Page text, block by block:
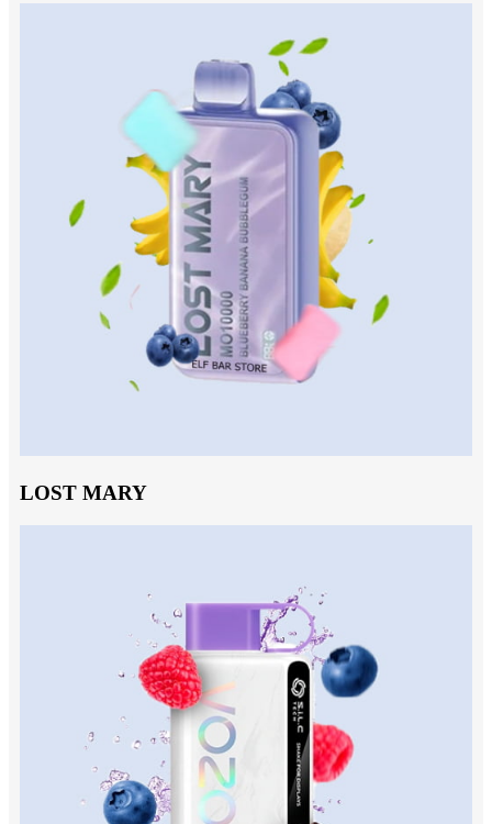
LOST MARY